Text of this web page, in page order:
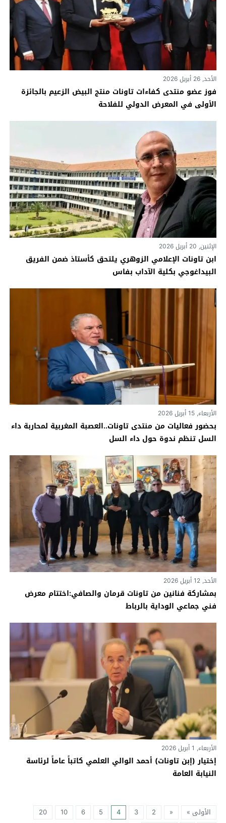
الأحد, 26 أبريل 2026
فوز عضو منتدى كفاءات تاونات منتج البيض الزعيم بالجائزة
الأولى في المعرض الدولي للفلاحة
الإثنين, 20 أبريل 2026
ابن تاونات الإعلامي الزوهري يلتحق كأستاذ ضمن الفريق
البيداغوجي بكلية الآداب بفاس
الأربعاء, 15 أبريل 2026
بحضور فعاليات من منتدى تاونات..العصبة المغربية لمحاربة داء
السل تنظم ندوة حول داء السل
الأحد, 12 أبريل 2026
بمشاركة فنانين من تاونات قرمان والصافي:اختتام معرض
فني جماعي الوداية بالرباط
الأربعاء, 1 أبريل 2026
إختيار (إبن تاونات) أحمد الوالي العلمي كاتباً عاماً لرئاسة
النيابة العامة
الأولى » «
2
3
4
5
6
10
20